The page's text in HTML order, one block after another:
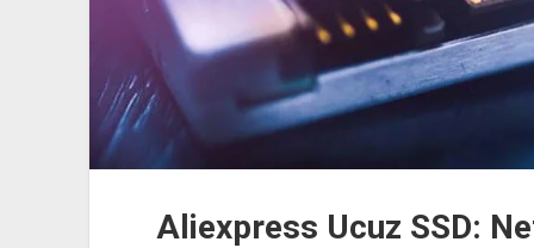
Aliexpress Ucuz SSD: